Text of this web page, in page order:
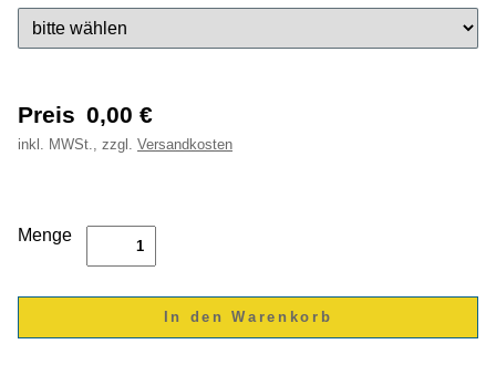
Preis 0,00 €
inkl. MWSt., zzgl. Versandkosten
Menge